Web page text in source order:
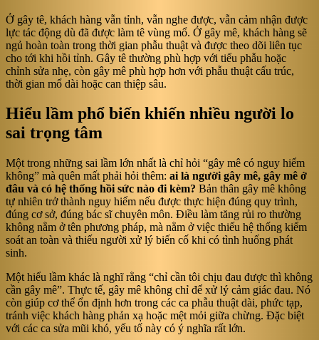
Ở gây tê, khách hàng vẫn tỉnh, vẫn nghe được, vẫn cảm nhận được
lực tác động dù đã được làm tê vùng mổ. Ở gây mê, khách hàng sẽ
ngủ hoàn toàn trong thời gian phẫu thuật và được theo dõi liên tục
cho tới khi hồi tỉnh. Gây tê thường phù hợp với tiểu phẫu hoặc
chỉnh sửa nhẹ, còn gây mê phù hợp hơn với phẫu thuật cấu trúc,
thời gian mổ dài hoặc can thiệp sâu.
Hiểu lầm phổ biến khiến nhiều người lo
sai trọng tâm
Một trong những sai lầm lớn nhất là chỉ hỏi “gây mê có nguy hiểm
không” mà quên mất phải hỏi thêm: ai là người gây mê, gây mê ở
đâu và có hệ thống hồi sức nào đi kèm? Bản thân gây mê không
tự nhiên trở thành nguy hiểm nếu được thực hiện đúng quy trình,
đúng cơ sở, đúng bác sĩ chuyên môn. Điều làm tăng rủi ro thường
không nằm ở tên phương pháp, mà nằm ở việc thiếu hệ thống kiểm
soát an toàn và thiếu người xử lý biến cố khi có tình huống phát
sinh.
Một hiểu lầm khác là nghĩ rằng “chỉ cần tôi chịu đau được thì không
cần gây mê”. Thực tế, gây mê không chỉ để xử lý cảm giác đau. Nó
còn giúp cơ thể ổn định hơn trong các ca phẫu thuật dài, phức tạp,
tránh việc khách hàng phản xạ hoặc mệt mỏi giữa chừng. Đặc biệt
với các ca sửa mũi khó, yếu tố này có ý nghĩa rất lớn.